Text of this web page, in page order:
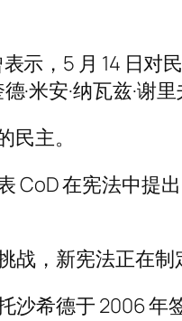
示，5 月 14 日
·米安·纳瓦兹·谢
主。
CoD 在宪法中提
，新宪法正在制
希德于 2006 年